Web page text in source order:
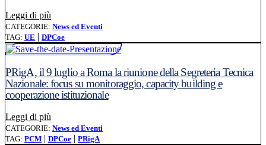
Leggi di più
CATEGORIE: News ed Eventi
TAG: UE | DPCoe
PRigA, il 9 luglio a Roma la riunione della Segreteria Tecnica
Nazionale: focus su monitoraggio, capacity building e
cooperazione istituzionale
Leggi di più
CATEGORIE: News ed Eventi
TAG: PCM | DPCoe | PRigA